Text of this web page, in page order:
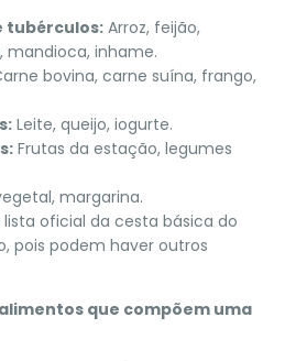
tubérculos: Arroz, feijão,
inhame.
bovina, carne suína, frango,
Leite, queijo, iogurte.
Frutas da estação, legumes
margarina.
oficial da cesta básica do
pois podem haver outros
que compõem uma